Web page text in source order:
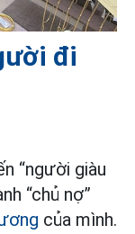
đi
“người giàu
“chủ nợ”
của mình.